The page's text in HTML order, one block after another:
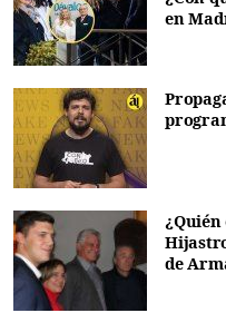
en
¿Quién
de